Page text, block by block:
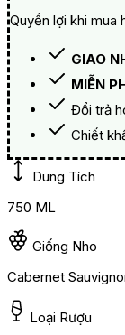
Quyền lợi khi mua
GIAO
MIỄN
Đổi trả
Chiết
Dung Tích
750 ML
Giống Nho
Cabernet
Loại Rượu